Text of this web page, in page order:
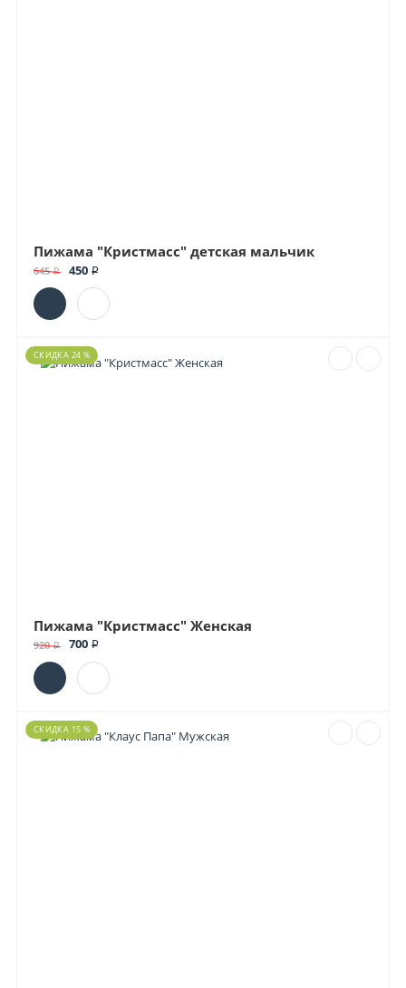
Пижама "Кристмасс" детская мальчик
645 ₽ 450 ₽
СКИДКА 24 %
Пижама "Кристмасс" Женская
920 ₽ 700 ₽
СКИДКА 15 %